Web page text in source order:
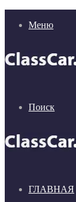
Меню
Поиск
ГЛАВНАЯ